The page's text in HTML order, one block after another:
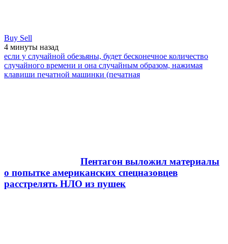
Buy Sell
4 минуты назад
если у случайной обезьяны, будет бесконечное количество
случайного времени и она случайным образом, нажимая
клавиши печатной машинки (печатная
Пентагон выложил материалы
о попытке американских спецназовцев
расстрелять НЛО из пушек